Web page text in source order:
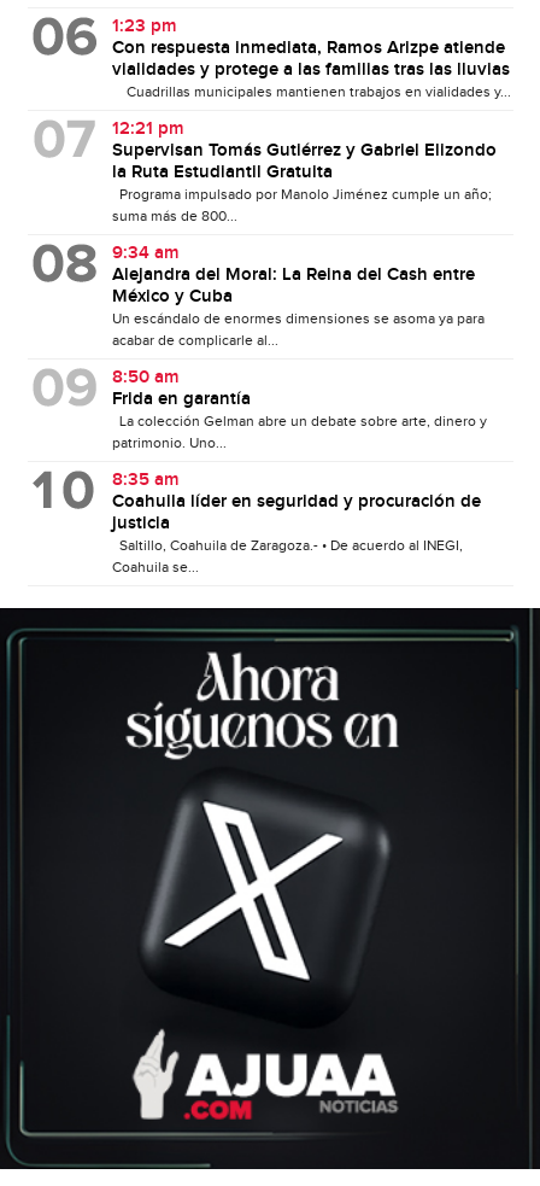
1:23 pm
Con respuesta inmediata, Ramos Arizpe atiende
vialidades y protege a las familias tras las lluvias
Cuadrillas municipales mantienen trabajos en vialidades y...
12:21 pm
Supervisan Tomás Gutiérrez y Gabriel Elizondo
la Ruta Estudiantil Gratuita
Programa impulsado por Manolo Jiménez cumple un año;
suma más de 800...
9:34 am
Alejandra del Moral: La Reina del Cash entre
México y Cuba
Un escándalo de enormes dimensiones se asoma ya para
acabar de complicarle al...
8:50 am
Frida en garantía
La colección Gelman abre un debate sobre arte, dinero y
patrimonio. Uno...
8:35 am
Coahuila líder en seguridad y procuración de
justicia
Saltillo, Coahuila de Zaragoza.- • De acuerdo al INEGI,
Coahuila se...